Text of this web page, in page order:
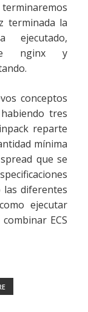
terminada la
ejecutado,
nginx y
conceptos
tres
reparte
mínima
que se
las diferentes
ejecutar
ECS